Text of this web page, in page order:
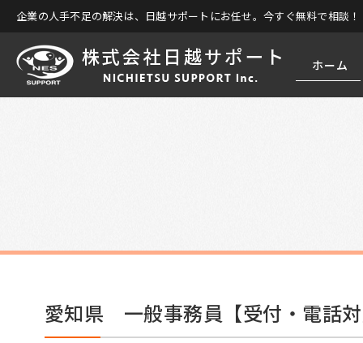
企業の人手不足の解決は、日越サポートにお任せ。今すぐ無料で相談！
ホーム
愛知県 一般事務員【受付・電話